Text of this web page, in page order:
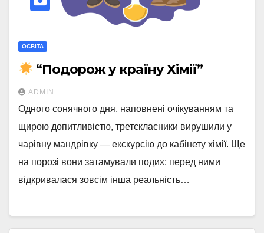
ОСВІТА
“Подорож у країну Хімії”
ADMIN
Одного сонячного дня, наповнені очікуванням та
щирою допитливістю, третєкласники вирушили у
чарівну мандрівку — екскурсію до кабінету хімії. Ще
на порозі вони затамували подих: перед ними
відкривалася зовсім інша реальність…